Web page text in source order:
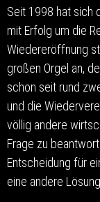
Seit 1998 hat sich
mit Erfolg um die
Wiedereröffnung
großen Orgel an,
schon seit rund
und die
völlig andere
Frage zu
Entscheidung für
eine andere